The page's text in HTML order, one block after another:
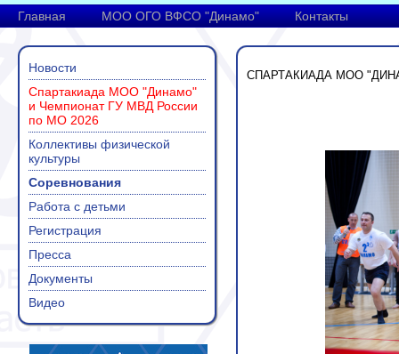
Главная МОО ОГО ВФСО "Динамо" Контакты
Новости
Спартакиада МОО "Динамо"
и Чемпионат ГУ МВД России
по МО 2026
Коллективы физической
культуры
Соревнования
Работа с детьми
Регистрация
Пресса
Документы
Видео
СПАРТАКИАДА МОО